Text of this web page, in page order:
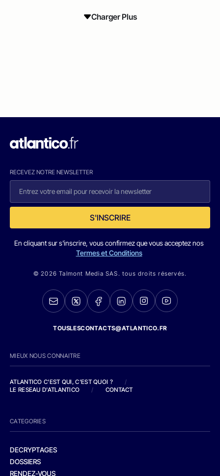
Charger Plus
RECEVEZ NOTRE NEWSLETTER
S'INSCRIRE
En cliquant sur s'inscrire, vous confirmez que vous acceptez nos
Termes et Conditions
© 2026 Talmont Media SAS. tous droits réservés.
TOUSLESCONTACTS@ATLANTICO.FR
MIEUX NOUS CONNAITRE
ATLANTICO C'EST QUI, C'EST QUOI ?
/
LE RESEAU D'ATLANTICO
/ CONTACT
CATEGORIES
DECRYPTAGES
DOSSIERS
RENDEZ-VOUS